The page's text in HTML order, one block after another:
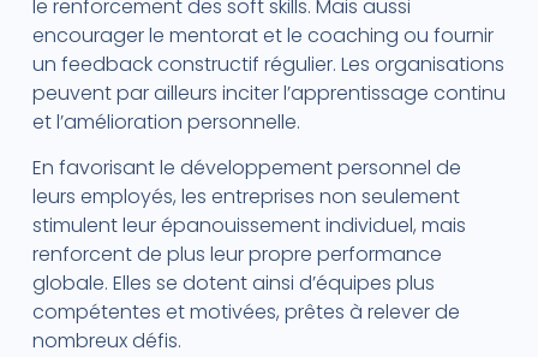
le renforcement des soft skills. Mais aussi
encourager le mentorat et le coaching ou fournir
un feedback constructif régulier. Les organisations
peuvent par ailleurs inciter l’apprentissage continu
et l’amélioration personnelle.
En favorisant le développement personnel de
leurs employés, les entreprises non seulement
stimulent leur épanouissement individuel, mais
renforcent de plus leur propre performance
globale. Elles se dotent ainsi d’équipes plus
compétentes et motivées, prêtes à relever de
nombreux défis.